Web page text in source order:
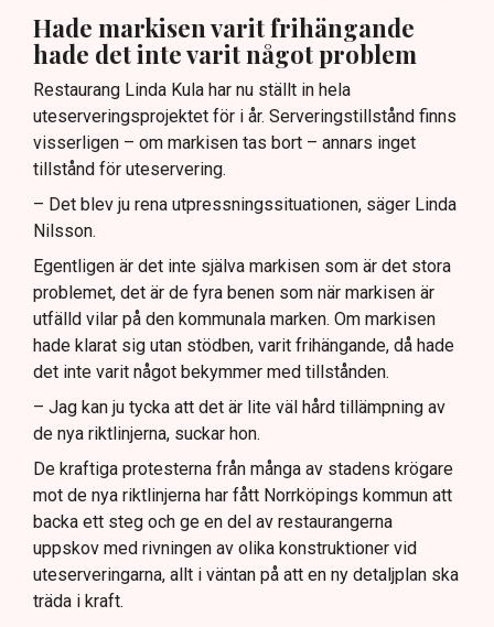
Hade markisen varit frihängande
hade det inte varit något problem
Restaurang Linda Kula har nu ställt in hela
uteserveringsprojektet för i år. Serveringstillstånd finns
visserligen – om markisen tas bort – annars inget
tillstånd för uteservering.
– Det blev ju rena utpressningssituationen, säger Linda
Nilsson.
Egentligen är det inte själva markisen som är det stora
problemet, det är de fyra benen som när markisen är
utfälld vilar på den kommunala marken. Om markisen
hade klarat sig utan stödben, varit frihängande, då hade
det inte varit något bekymmer med tillstånden.
– Jag kan ju tycka att det är lite väl hård tillämpning av
de nya riktlinjerna, suckar hon.
De kraftiga protesterna från många av stadens krögare
mot de nya riktlinjerna har fått Norrköpings kommun att
backa ett steg och ge en del av restaurangerna
uppskov med rivningen av olika konstruktioner vid
uteserveringarna, allt i väntan på att en ny detaljplan ska
träda i kraft.